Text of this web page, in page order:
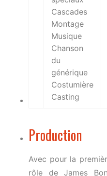
Cascades
Montage
Musique
Chanson
du
générique
Costumière
Casting
Production
Avec pour la
rôle de James